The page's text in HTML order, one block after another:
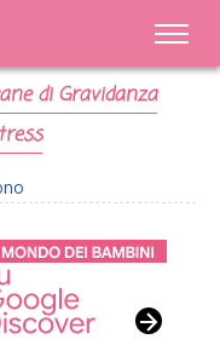
di Gravidanza